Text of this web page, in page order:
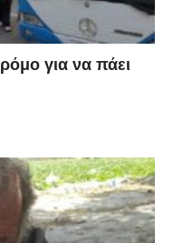
για να πάει